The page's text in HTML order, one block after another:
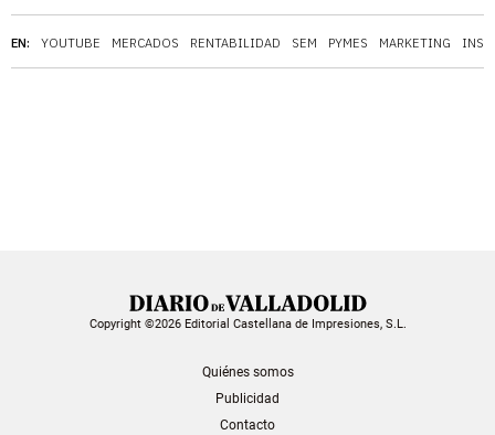
EN: YOUTUBE MERCADOS RENTABILIDAD SEM PYMES MARKETING
Copyright ©2026 Editorial Castellana de Impresiones, S.L.
Quiénes somos
Publicidad
Contacto